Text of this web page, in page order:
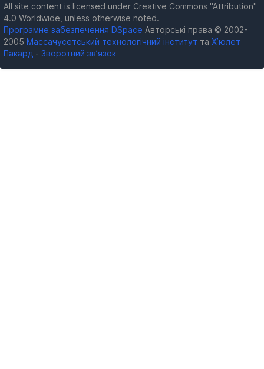
All site content is licensed under Creative Commons "Attribution"
4.0 Worldwide, unless otherwise noted.
Програмне забезпечення DSpace Авторські права © 2002-
2005 Массачусетський технологічний інститут та Х’юлет
Пакард - Зворотний зв’язок